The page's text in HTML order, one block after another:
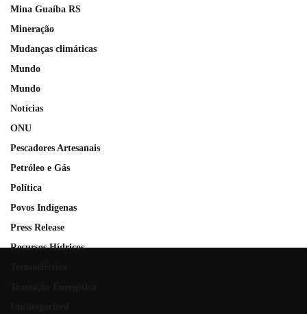
Mina Guaíba RS
Mineração
Mudanças climáticas
Mundo
Mundo
Notícias
ONU
Pescadores Artesanais
Petróleo e Gás
Política
Povos Indígenas
Press Release
Recursos Hídricos